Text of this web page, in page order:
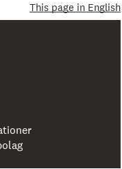
This page in English